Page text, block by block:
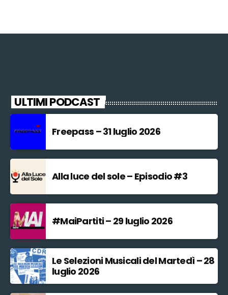
ULTIMI PODCAST
Freepass – 31 luglio 2026
Alla luce del sole – Episodio #3
#MaiPartiti – 29 luglio 2026
Le Selezioni Musicali del Martedì – 28
luglio 2026